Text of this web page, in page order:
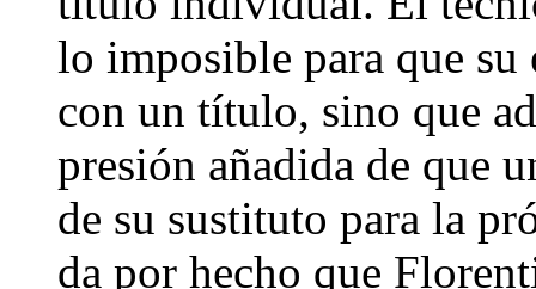
lo imposible para que su
con un título, sino que
presión añadida de que
de su sustituto para la
da por hecho que